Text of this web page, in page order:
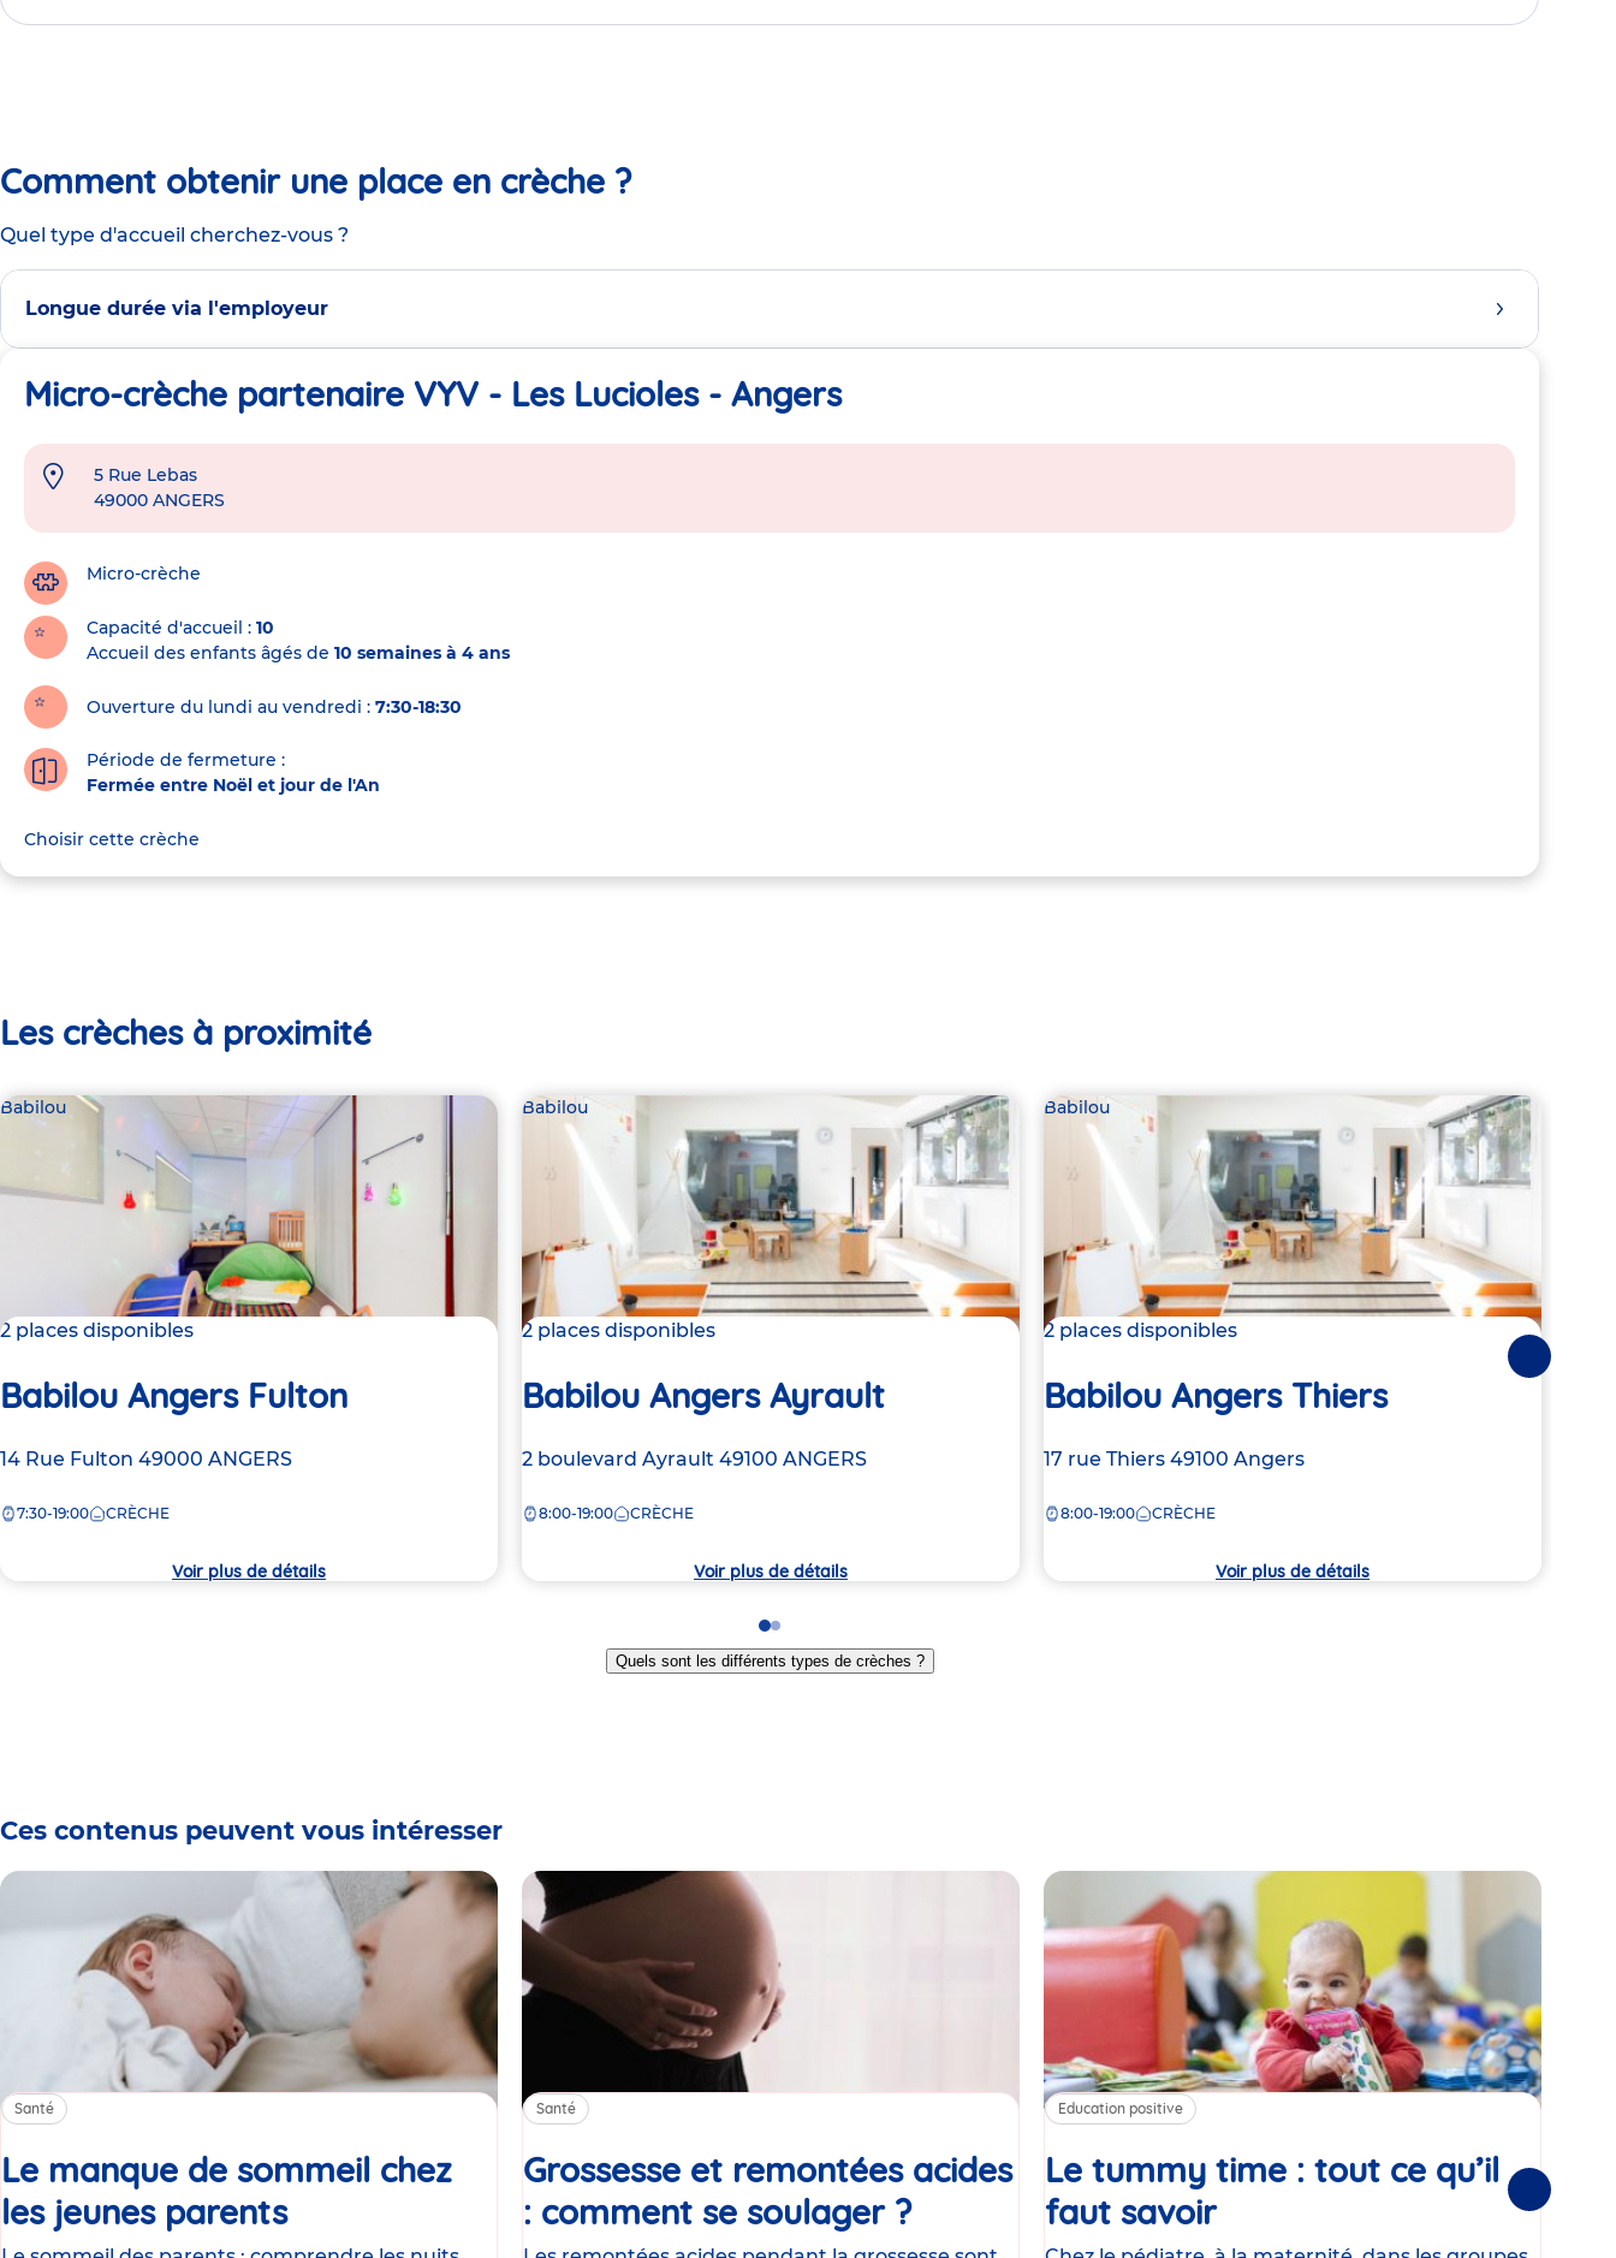
Comment obtenir une place en crèche ?
Quel type d'accueil cherchez-vous ?
Longue durée via l'employeur
Micro-crèche partenaire VYV - Les Lucioles - Angers
Adresse
crèche
5 Rue Lebas
49000 ANGERS
Micro-crèche
Capacité d'accueil
10
Accueil des enfants âgés de 10 semaines à 4 ans
Ouverture du lundi au vendredi : 7:30-18:30
Période de fermeture :
Fermée entre Noël et jour de l'An
Choisir cette crèche
Les crèches à proximité
Babilou
2 places disponibles
Babilou Angers Fulton
Adresse
la
14 Rue Fulton 49000 ANGERS
7:30-19:00 CRÈCHE
Voir plus de détails
Babilou
2 places disponibles
Babilou Angers Ayrault
Adresse
la
2 boulevard Ayrault 49100 ANGERS
8:00-19:00 CRÈCHE
Voir plus de détails
Babilou
2 places disponibles
Babilou Angers Thiers
Adresse
la
17 rue Thiers 49100 Angers
8:00-19:00 CRÈCHE
Voir plus de détails
Suivantes
Go
to
slide
Go
to
slide
Quels sont les différents types de crèches ?
Ces contenus peuvent vous intéresser
Santé
Le manque de sommeil chez
les jeunes parentsArticle
Santé
Grossesse et remontées acides
: comment se soulager ?Article
Education positive
Le tummy time : tout ce qu’il
faut savoirArticle Suivantes